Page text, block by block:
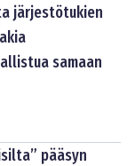
järjestötukien
samaan
pääsyn